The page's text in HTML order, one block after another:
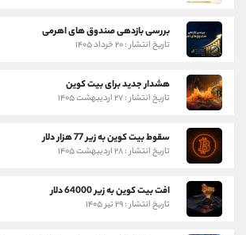
بررسی بازدهی صندوق های اهرمی
تاریخ انتشار : ۲۰ خرداد ۱۴۰۵
هشدار جدید برای بیت کوین
تاریخ انتشار : ۲۷ اردیبهشت ۱۴۰۵
سقوط بیت کوین به زیر 77 هزار دلار
تاریخ انتشار : ۲۸ اردیبهشت ۱۴۰۵
افت بیت کوین به زیر 64000 دلار
تاریخ انتشار : ۲۹ تیر ۱۴۰۵